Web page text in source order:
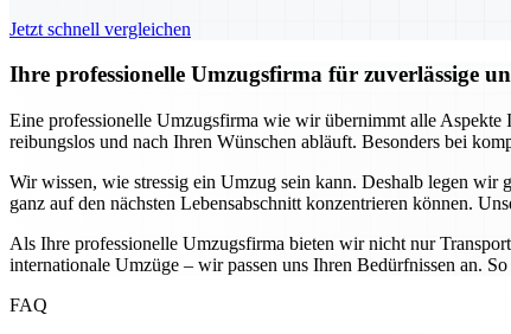
Jetzt schnell vergleichen
Ihre professionelle Umzugsfirma für zuverlässige
Eine professionelle Umzugsfirma wie wir übernimmt alle Aspekte
reibungslos und nach Ihren Wünschen abläuft. Besonders bei
Wir wissen, wie stressig ein Umzug sein kann. Deshalb legen
ganz auf den nächsten Lebensabschnitt konzentrieren können.
Als Ihre professionelle Umzugsfirma bieten wir nicht nur
internationale Umzüge – wir passen uns Ihren Bedürfnissen an.
FAQ